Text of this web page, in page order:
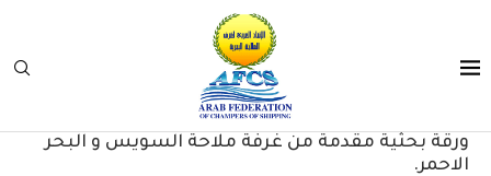
ورقة بحثية مقدمة من غرفة ملاحة السويس و البحر
الاحمر.